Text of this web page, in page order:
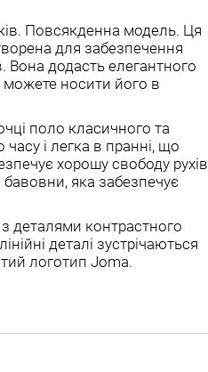
Повсякденна модель. Ця
для забезпечення
Вона додасть елегантного
можете носити його в
поло класичного та
і легка в пранні, що
хорошу свободу рухів
яка забезпечує
деталями контрастного
деталі зустрічаються
логотип Joma.